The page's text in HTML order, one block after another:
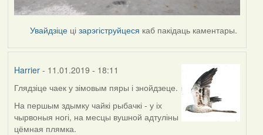
Увайдзіце цізарэгіструйцеся каб пакідаць каментары.
Harrier- 11.01.2019 - 18:11
In
reply
to
by
Глядзіце чаек у зімовым пяры і знойдзеце.
На першым здымку чайкі рыбачкі - у іх
чырвоныя ногі, на месцы вушной адтуліны
цёмная плямка.